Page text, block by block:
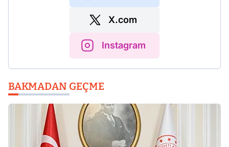
X.com
Instagram
BAKMADAN GEÇME